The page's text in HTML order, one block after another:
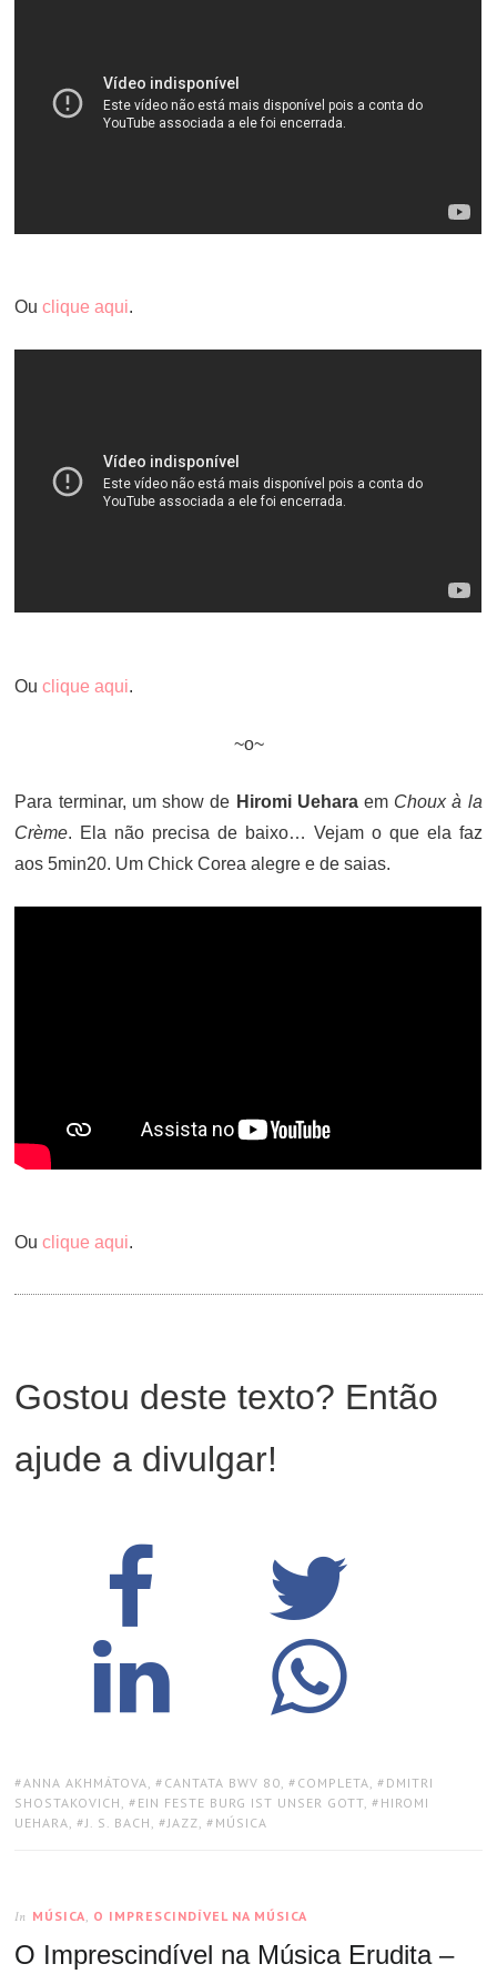
Ouclique aqui.
Ouclique aqui.
~o~
Para terminar, um show de Hiromi Uehara em Choux à la
Crème. Ela não precisa de baixo… Vejam o que ela faz
aos 5min20. Um Chick Corea alegre e de saias.
Ouclique aqui.
Gostou deste texto? Então
ajude a divulgar!
TAGS:
ANNA AKHMÁTOVA , CANTATA BWV 80 , COMPLETA , DMITRI
SHOSTAKOVICH , EIN FESTE BURG IST UNSER GOTT , HIROMI
UEHARA , J. S. BACH , JAZZ , MÚSICA
In MÚSICA O IMPRESCINDÍVEL NA MÚSICA
O Imprescindível na Música Erudita –